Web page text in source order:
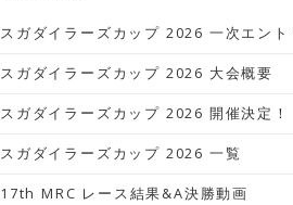
スガダイラーズカップ 2026 一次エント
スガダイラーズカップ 2026 大会概要
スガダイラーズカップ 2026 開催決定！
スガダイラーズカップ 2026 一覧
17th MRC レース結果&A決勝動画